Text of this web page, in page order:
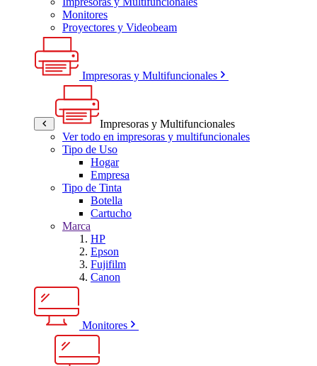
Monitores
Proyectores y Videobeam
Impresoras y Multifuncionales
Impresoras y Multifuncionales
Ver todo en impresoras y multifuncionales
Tipo de Uso
Hogar
Empresa
Tipo de Tinta
Botella
Cartucho
Marca
HP
Epson
Fujifilm
Canon
Monitores